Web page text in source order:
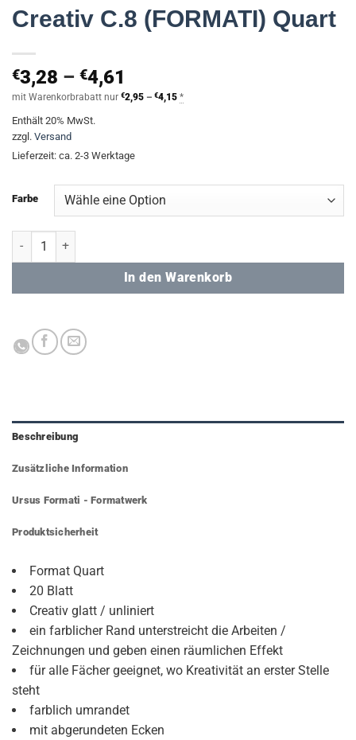
Creativ C.8 (FORMATI) Quart
€3,28 – €4,61
€3,28
mit Warenkorbrabatt nur €2,95 – €4,15Preisspanne:
*
Enthält 20% MwSt.
zzgl. Versand
Lieferzeit: ca. 2-3 Werktage
Farbe
Creativ C.8 (FORMATI) Quart Menge
In den Warenkorb
Beschreibung
Zusätzliche Information
Ursus Formati - Formatwerk
Produktsicherheit
Format Quart
20 Blatt
Creativ glatt / unliniert
ein farblicher Rand unterstreicht die Arbeiten /
Zeichnungen und geben einen räumlichen Effekt
für alle Fächer geeignet, wo Kreativität an erster Stelle
steht
farblich umrandet
mit abgerundeten Ecken